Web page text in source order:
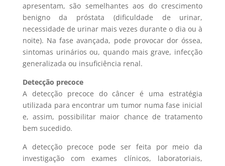
apresentam, são semelhantes aos do crescimento
benigno da próstata (dificuldade de urinar,
necessidade de urinar mais vezes durante o dia ou à
noite). Na fase avançada, pode provocar dor óssea,
sintomas urinários ou, quando mais grave, infecção
generalizada ou insuficiência renal.
Detecção precoce
A detecção precoce do câncer é uma estratégia
utilizada para encontrar um tumor numa fase inicial
e, assim, possibilitar maior chance de tratamento
bem sucedido.
A detecção precoce pode ser feita por meio da
investigação com exames clínicos, laboratoriais,